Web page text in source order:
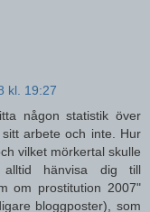
kl. 19:27
någon statistik över
arbete och inte. Hur
vilket mörkertal skulle
hänvisa dig till
om prostitution 2007"
bloggposter), som